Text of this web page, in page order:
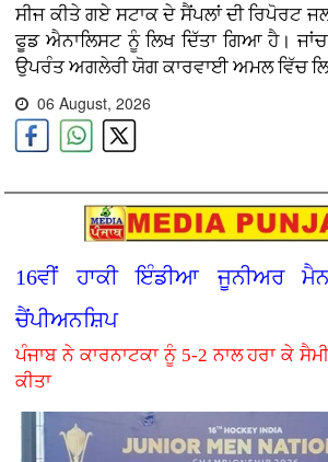
ਸੀਜ ਕੀਤੇ ਗਏ ਸਟਾਕ ਦੇ ਸੈਂਪਲਾਂ ਦੀ ਰਿਪੋਰਟ
ਫੂਡ ਐਨਾਲਿਸਟ ਨੂੰ ਲਿਖ ਦਿੱਤਾ ਗਿਆ ਹੈ।
ਉਪਰੰਤ ਅਗਲੇਰੀ ਯੋਗ ਕਾਰਵਾਈ ਅਮਲ ਵਿੱਚ
06 August, 2026
16ਵੀਂ ਹਾਕੀ ਇੰਡੀਆ ਜੂਨੀਅਰ ਮੈਨ
ਚੈਂਪੀਅਨਸ਼ਿਪ
ਪੰਜਾਬ ਨੇ ਕਾਰਨਾਟਕਾ ਨੂੰ 5-2 ਨਾਲ ਹਰਾ ਕੇ
ਕੀਤਾ